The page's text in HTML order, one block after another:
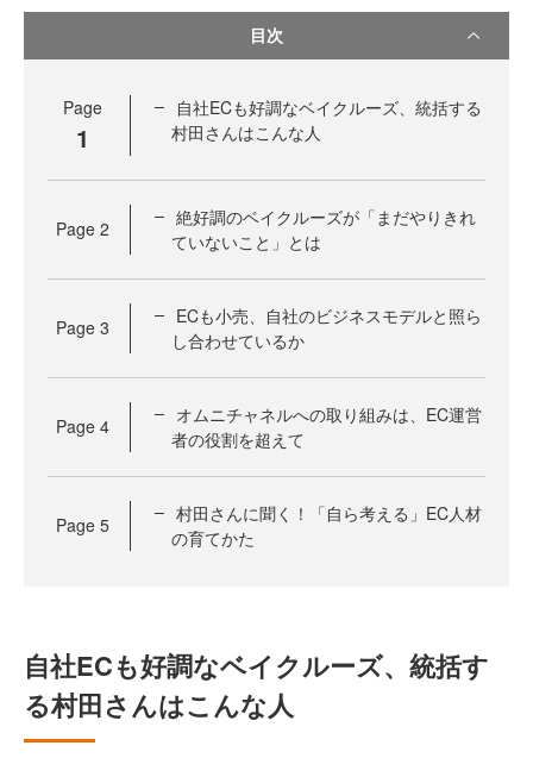
目次
Page
1
自社ECも好調なベイクルーズ、統括する
村田さんはこんな人
Page 2
絶好調のベイクルーズが「まだやりきれ
ていないこと」とは
Page 3
ECも小売、自社のビジネスモデルと照ら
し合わせているか
Page 4
オムニチャネルへの取り組みは、EC運営
者の役割を超えて
Page 5
村田さんに聞く！「自ら考える」EC人材
の育てかた
自社ECも好調なベイクルーズ、統括す
る村田さんはこんな人